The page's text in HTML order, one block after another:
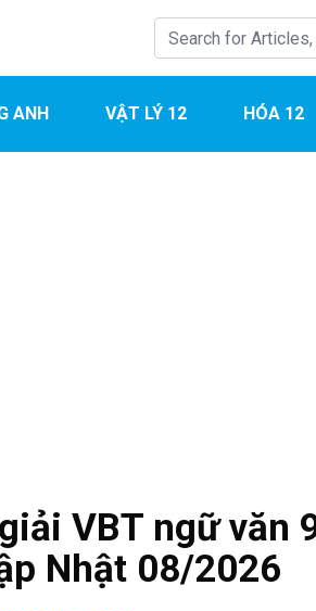
ANH VẬT LÝ 12 HÓA 12
VBT ngữ
Nhật 08/2026